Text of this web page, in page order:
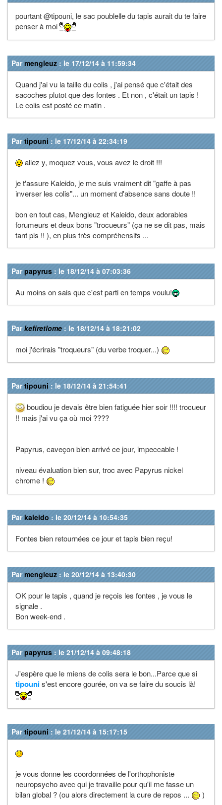
pourtant @tipouni, le sac poublelle du tapis aurait du te faire
penser à moi
Parmengleuz : le 17/12/14 à 11:59:34
Quand j'ai vu la taille du colis , j'ai pensé que c'était des
sacoches plutot que des fontes . Et non , c'était un tapis !
Le colis est posté ce matin .
Partipouni : le 17/12/14 à 22:34:19
allez y, moquez vous, vous avez le droit !!!
je t'assure Kaleido, je me suis vraiment dit "gaffe à pas
inverser les colis"... un moment d'absence sans doute !!
bon en tout cas, Mengleuz et Kaleido, deux adorables
forumeurs et deux bons "trocueurs" (ça ne se dit pas, mais
tant pis !! ), en plus très compréhensifs ...
Parpapyrus : le 18/12/14 à 07:03:36
Au moins on sais que c'est parti en temps voulu!
Parkefiretlome : le 18/12/14 à 18:21:02
moi j'écrirais "troqueurs" (du verbe troquer...)
Partipouni : le 18/12/14 à 21:54:41
boudiou je devais être bien fatiguée hier soir !!!! trocueur
!! mais j'ai vu ça où moi ????
Papyrus, caveçon bien arrivé ce jour, impeccable !
niveau évaluation bien sur, troc avec Papyrus nickel
chrome !
Parkaleido : le 20/12/14 à 10:54:35
Fontes bien retournées ce jour et tapis bien reçu!
Parmengleuz : le 20/12/14 à 13:40:30
OK pour le tapis , quand je reçois les fontes , je vous le
signale .
Bon week-end .
Parpapyrus : le 21/12/14 à 09:48:18
J'espère que le miens de colis sera le bon...Parce que si
tipounis'est encore gourée, on va se faire du soucis là!
Partipouni : le 21/12/14 à 15:17:15
je vous donne les coordonnées de l'orthophoniste
neuropsycho avec qui je travaille pour qu'il me fasse un
bilan global ? (ou alors directement la cure de repos ...
)